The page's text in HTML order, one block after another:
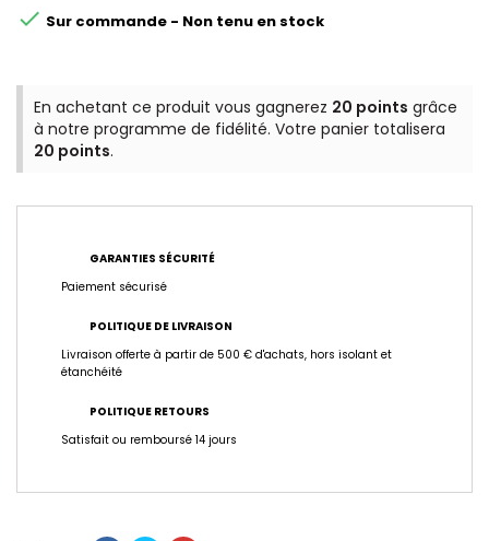
 Sur commande - Non tenu en stock
En achetant ce produit vous gagnerez 20 points grâce
à notre programme de fidélité. Votre panier totalisera
20 points.
GARANTIES SÉCURITÉ
Paiement sécurisé
POLITIQUE DE LIVRAISON
Livraison offerte à partir de 500 € d'achats, hors isolant et
étanchéité
POLITIQUE RETOURS
Satisfait ou remboursé 14 jours